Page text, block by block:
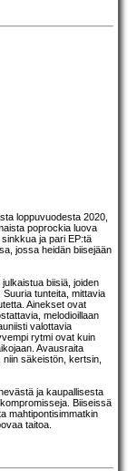
loppuvuodesta 2020,
poprockia luova
ja pari EP:tä
jossa heidän biisejään
biisiä, joiden
tunteita, mittavia
Ainekset ovat
melodioillaan
valottavia
rytmi ovat kuin
Avausraita
säkeistön, kertsin,
ja kaupallisesta
Biiseissä
mahtipontisimmatkin
taitoa.